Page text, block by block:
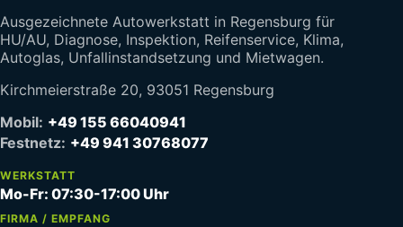
Ausgezeichnete Autowerkstatt in Regensburg für
HU/AU, Diagnose, Inspektion, Reifenservice, Klima,
Autoglas, Unfallinstandsetzung und Mietwagen.
Kirchmeierstraße 20, 93051 Regensburg
Mobil: +49 155 66040941
Festnetz: +49 941 30768077
WERKSTATT
Mo-Fr: 07:30-17:00 Uhr
FIRMA / EMPFANG